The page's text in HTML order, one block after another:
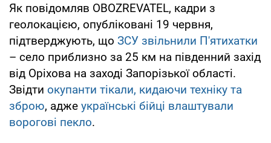
Як повідомляв OBOZREVATEL, кадри з
геолокацією, опубліковані 19 червня,
підтверджують, що ЗСУ звільнили П'ятихатки
– село приблизно за 25 км на південний захід
від Оріхова на заході Запорізької області.
Звідти окупанти тікали, кидаючи техніку та
зброю, адже українські бійці влаштували
ворогові пекло.